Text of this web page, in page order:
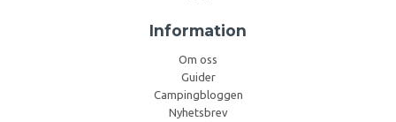
Information
Om oss
Guider
Campingbloggen
Nyhetsbrev